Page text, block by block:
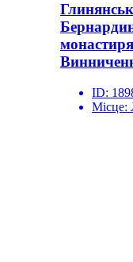
ID:
Місце: